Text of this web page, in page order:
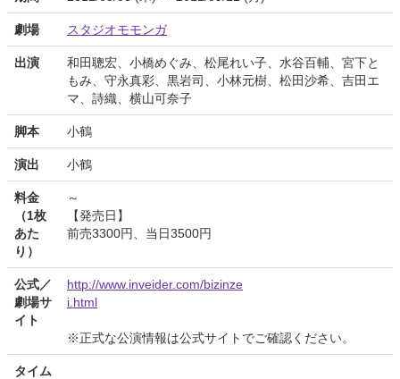
劇場 スタジオモモンガ
出演
和田聰宏、小橋めぐみ、松尾れい子、水谷百輔、宮下と
もみ、守永真彩、黒岩司、小林元樹、松田沙希、吉田エ
マ、詩織、横山可奈子
脚本 小鶴
演出 小鶴
料金
（1枚
あた
り）
～
【発売日】
前売3300円、当日3500円
公式／
劇場サ
イト
http://www.inveider.com/bizinze
i.html
※正式な公演情報は公式サイトでご確認ください。
タイム